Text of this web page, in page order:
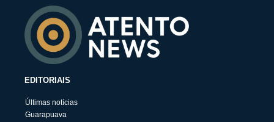
EDITORIAIS
Últimas notícias
Guarapuava